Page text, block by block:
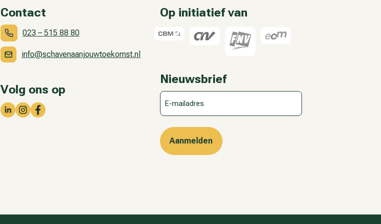
Contact
023 – 515 88 80
info@schavenaanjouwtoekomst.nl
Volg ons op
Op initiatief van
Nieuwsbrief
E-
mailadres